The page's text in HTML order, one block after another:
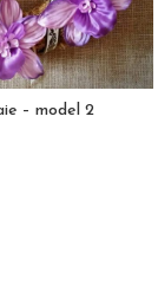
– model 2